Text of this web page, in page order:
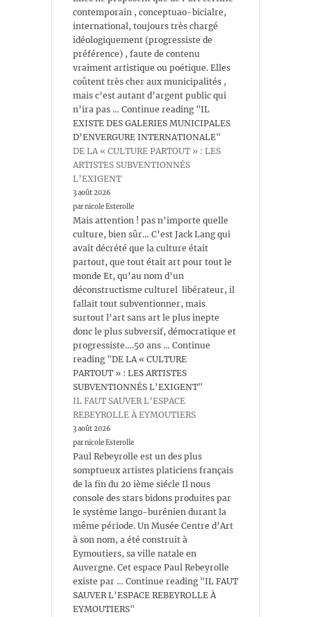
contemporain , conceptuao-bicialre,
international, toujours très chargé
idéologiquement (progressiste de
préférence) , faute de contenu
vraiment artistique ou poétique. Elles
coûtent très cher aux municipalités ,
mais c’est autant d’argent public qui
n’ira pas … Continue reading "IL
EXISTE DES GALERIES MUNICIPALES
D’ENVERGURE INTERNATIONALE"
DE LA « CULTURE PARTOUT » : LES
ARTISTES SUBVENTIONNÉS
L’EXIGENT
3 août 2026
par nicole Esterolle
Mais attention ! pas n’importe quelle
culture, bien sûr… C’est Jack Lang qui
avait décrété que la culture était
partout, que tout était art pour tout le
monde Et, qu’au nom d’un
déconstructisme culturel libérateur, il
fallait tout subventionner, mais
surtout l’art sans art le plus inepte
donc le plus subversif, démocratique et
progressiste….50 ans … Continue
reading "DE LA « CULTURE
PARTOUT » : LES ARTISTES
SUBVENTIONNÉS L’EXIGENT"
IL FAUT SAUVER L’ESPACE
REBEYROLLE À EYMOUTIERS
3 août 2026
par nicole Esterolle
Paul Rebeyrolle est un des plus
somptueux artistes platiciens français
de la fin du 20 ième siécle Il nous
console des stars bidons produites par
le système lango-burénien durant la
même période. Un Musée Centre d’Art
à son nom, a été construit à
Eymoutiers, sa ville natale en
Auvergne. Cet espace Paul Rebeyrolle
existe par … Continue reading "IL FAUT
SAUVER L’ESPACE REBEYROLLE À
EYMOUTIERS"